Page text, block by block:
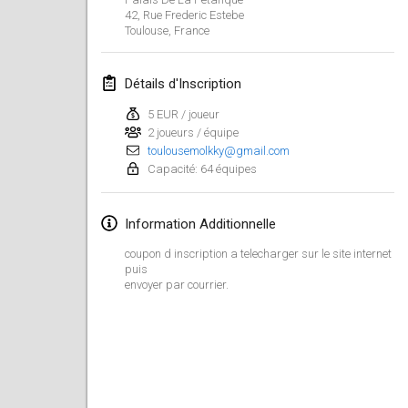
42, Rue Frederic Estebe
Toulouse, France
Détails d'Inscription
5 EUR / joueur
2 joueurs / équipe
toulousemolkky@gmail.com
Capacité: 64 équipes
Information Additionnelle
coupon d inscription a telecharger sur le site internet
puis
envoyer par courrier.
février 2019
Kotka Mölkky Open Indoor
2 févr. 2019|
Lumi Mölkky
9 févr. 2019 Finlande
Tournoi de la St Valentin
OTH